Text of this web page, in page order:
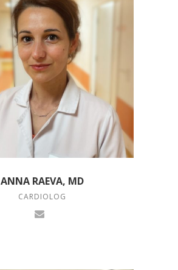
ANNA RAEVA, MD
CARDIOLOG